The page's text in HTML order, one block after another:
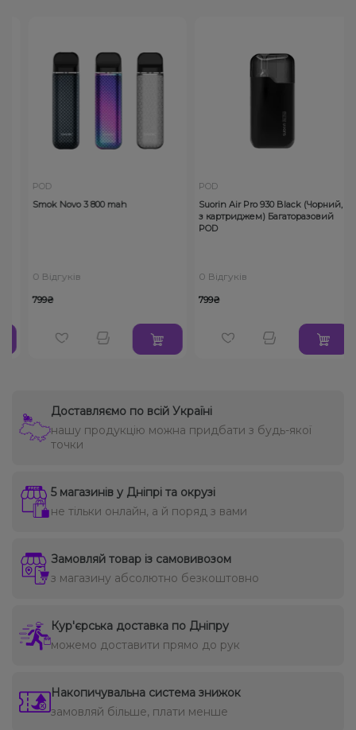
POD
Smok Novo 3 800 mah
0 Відгуків
799₴
POD
Suorin Air Pro 930 Black (Чорний,
з картриджем) Багаторазовий
POD
0 Відгуків
799₴
Доставляємо по всій Україні
нашу продукцію можна придбати з будь-якої
точки
5 магазинів у Дніпрі та окрузі
не тільки онлайн, а й поряд з вами
Замовляй товар із самовивозом
з магазину абсолютно безкоштовно
Кур'єрська доставка по Дніпру
можемо доставити прямо до рук
Накопичувальна система знижок
замовляй більше, плати менше